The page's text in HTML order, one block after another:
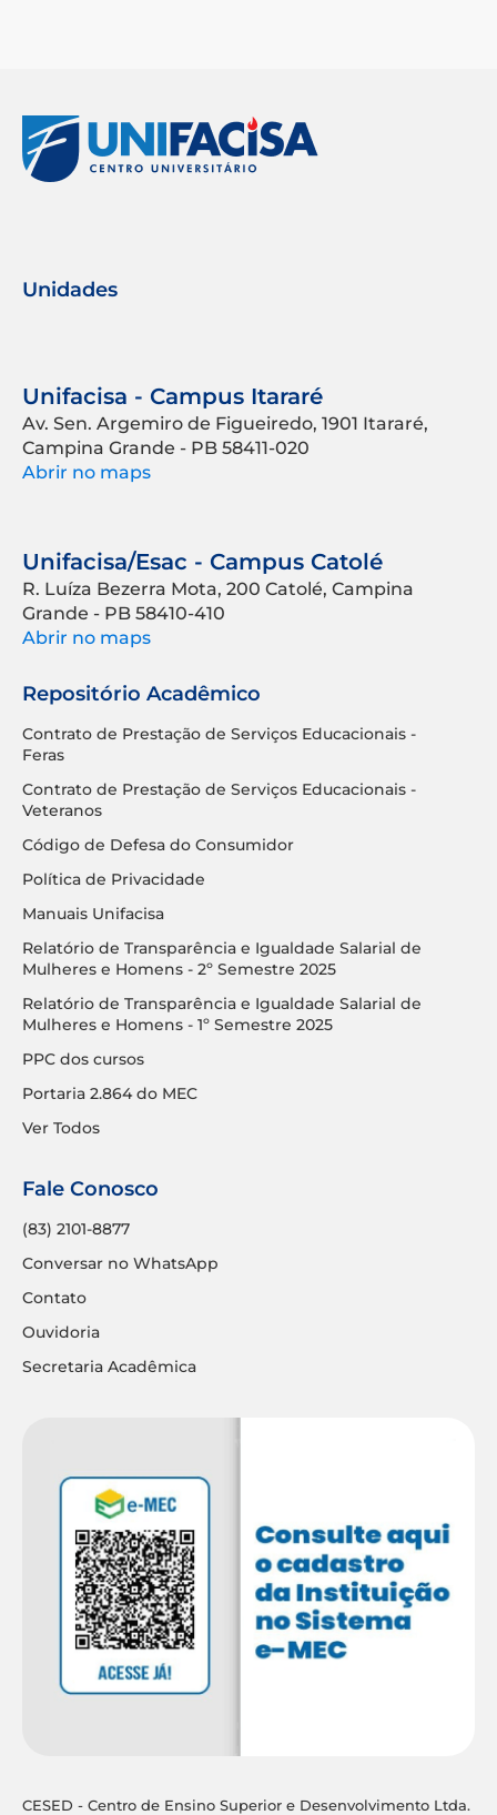
Unidades
Unifacisa - Campus Itararé
Av. Sen. Argemiro de Figueiredo, 1901 Itararé,
Campina Grande - PB 58411-020
Abrir no maps
Unifacisa/Esac - Campus Catolé
R. Luíza Bezerra Mota, 200 Catolé, Campina
Grande - PB 58410-410
Abrir no maps
Repositório Acadêmico
Contrato de Prestação de Serviços Educacionais -
Feras
Contrato de Prestação de Serviços Educacionais -
Veteranos
Código de Defesa do Consumidor
Política de Privacidade
Manuais Unifacisa
Relatório de Transparência e Igualdade Salarial de
Mulheres e Homens - 2º Semestre 2025
Relatório de Transparência e Igualdade Salarial de
Mulheres e Homens - 1º Semestre 2025
PPC dos cursos
Portaria 2.864 do MEC
Ver Todos
Fale Conosco
(83) 2101-8877
Conversar no WhatsApp
Contato
Ouvidoria
Secretaria Acadêmica
CESED - Centro de Ensino Superior e Desenvolvimento Ltda.